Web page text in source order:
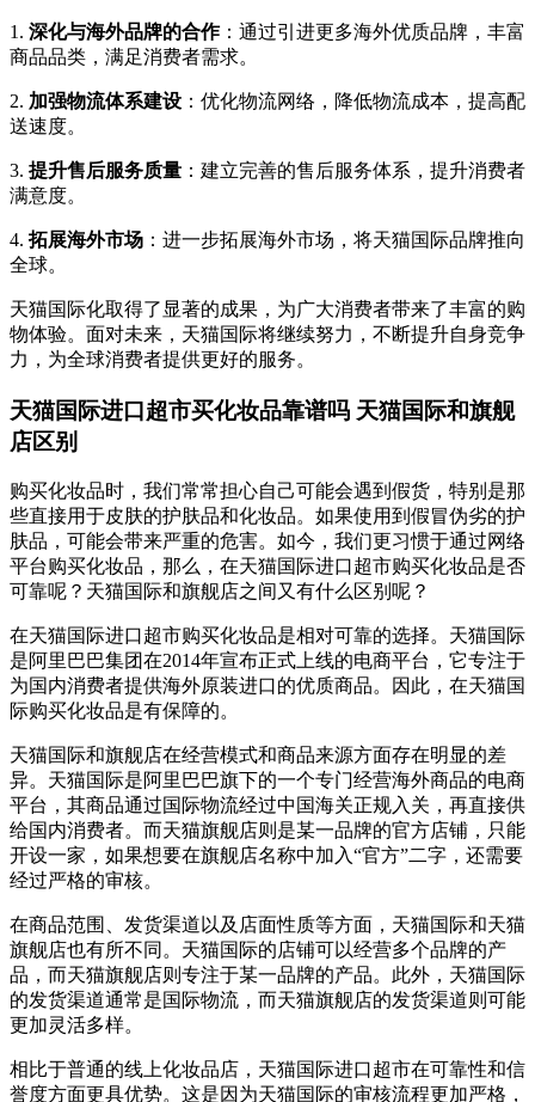
1. 深化与海外品牌的合作：通过引进更多海外优质品牌，丰富
商品品类，满足消费者需求。
2. 加强物流体系建设 ：优化物流网络，降低物流成本，提高配
送速度。
3. 提升售后服务质量 ：建立完善的售后服务体系，提升消费者
满意度。
4. 拓展海外市场 ：进一步拓展海外市场，将天猫国际品牌推向
全球。
天猫国际化取得了显著的成果，为广大消费者带来了丰富的购
物体验。面对未来，天猫国际将继续努力，不断提升自身竞争
力，为全球消费者提供更好的服务。
天猫国际进口超市买化妆品靠谱吗 天猫国际和旗舰
店区别
购买化妆品时，我们常常担心自己可能会遇到假货，特别是那
些直接用于皮肤的护肤品和化妆品。如果使用到假冒伪劣的护
肤品，可能会带来严重的危害。如今，我们更习惯于通过网络
平台购买化妆品，那么，在天猫国际进口超市购买化妆品是否
可靠呢？天猫国际和旗舰店之间又有什么区别呢？
在天猫国际进口超市购买化妆品是相对可靠的选择。天猫国际
是阿里巴巴集团在2014年宣布正式上线的电商平台，它专注于
为国内消费者提供海外原装进口的优质商品。因此，在天猫国
际购买化妆品是有保障的。
天猫国际和旗舰店在经营模式和商品来源方面存在明显的差
异。天猫国际是阿里巴巴旗下的一个专门经营海外商品的电商
平台，其商品通过国际物流经过中国海关正规入关，再直接供
给国内消费者。而天猫旗舰店则是某一品牌的官方店铺，只能
开设一家，如果想要在旗舰店名称中加入“官方”二字，还需要
经过严格的审核。
在商品范围、发货渠道以及店面性质等方面，天猫国际和天猫
旗舰店也有所不同。天猫国际的店铺可以经营多个品牌的产
品，而天猫旗舰店则专注于某一品牌的产品。此外，天猫国际
的发货渠道通常是国际物流，而天猫旗舰店的发货渠道则可能
更加灵活多样。
相比于普通的线上化妆品店，天猫国际进口超市在可靠性和信
誉度方面更具优势。这是因为天猫国际的审核流程更加严格，